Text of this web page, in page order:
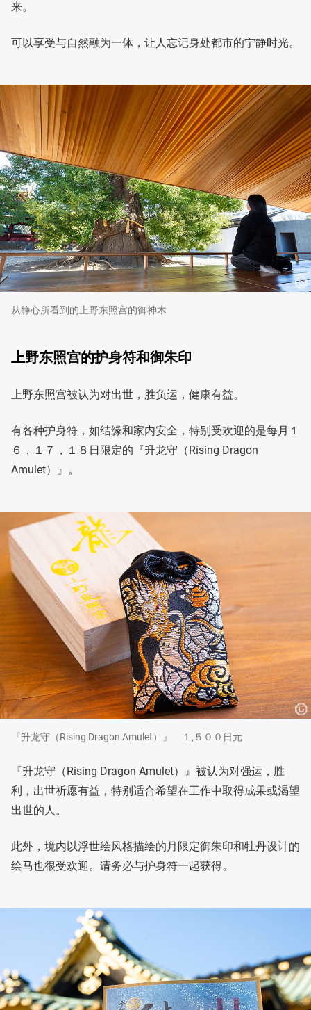
来。
可以享受与自然融为一体，让人忘记身处都市的宁静时光。
从静心所看到的上野东照宫的御神木
上野东照宫的护身符和御朱印
上野东照宫被认为对出世，胜负运，健康有益。
有各种护身符，如结缘和家内安全，特别受欢迎的是每月１
６，１７，１８日限定的『升龙守（Rising Dragon
Amulet）』。
『升龙守（Rising Dragon Amulet）』 １,５００日元
『升龙守（Rising Dragon Amulet）』被认为对强运，胜
利，出世祈愿有益，特别适合希望在工作中取得成果或渴望
出世的人。
此外，境内以浮世绘风格描绘的月限定御朱印和牡丹设计的
绘马也很受欢迎。请务必与护身符一起获得。